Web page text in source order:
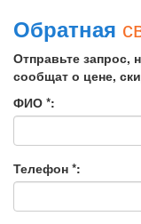
Обратная
Отправьте запрос,
сообщат о цене,
ФИО *:
Телефон *: